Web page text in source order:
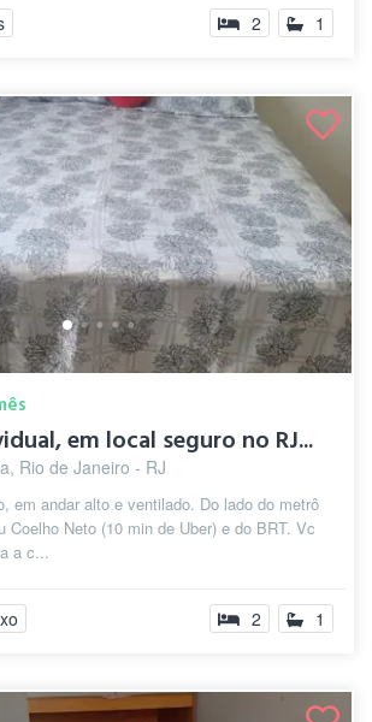
2 1
em local seguro no RJ...
Rio de Janeiro - RJ
em andar alto e ventilado. Do lado do metrô
Coelho Neto (10 min de Uber) e do BRT. Vc
a c...
2 1